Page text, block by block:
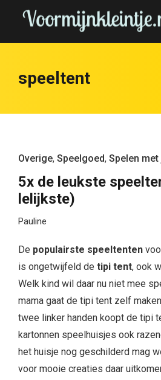
speeltent
Overige, Speelgoed, Spelen
5x de leukste
lelijkste)
Pauline
De populairste speeltenten
is ongetwijfeld de tipi tent, ook
Welk kind wil daar nu niet mee
mama gaat de tipi tent zelf
twee linker handen koopt de tipi
kartonnen speelhuisjes ook
het huisje nog geschilderd mag
voor mooie creaties daar